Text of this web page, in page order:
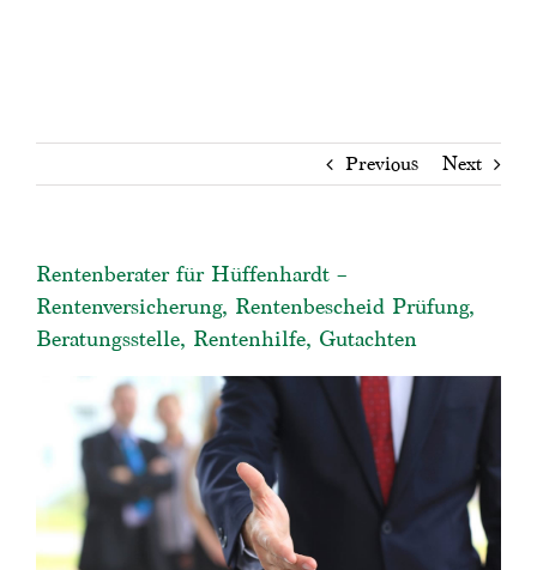
Previous Next
Rentenberater für Hüffenhardt –
Rentenversicherung, Rentenbescheid Prüfung,
Beratungsstelle, Rentenhilfe, Gutachten